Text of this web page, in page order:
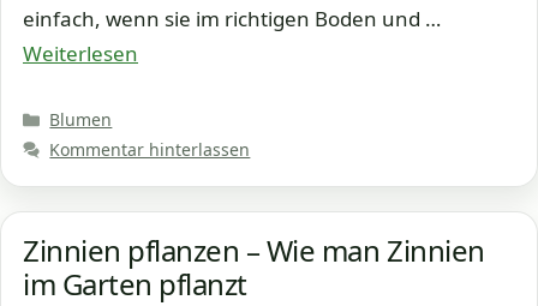
einfach, wenn sie im richtigen Boden und …
Weiterlesen
Kategorien
Blumen
Kommentar hinterlassen
Zinnien pflanzen – Wie man Zinnien
im Garten pflanzt